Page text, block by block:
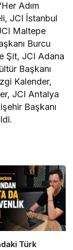
Adım
JCI İstanbul
Maltepe
Burcu
Şit, JCI Adana
Başkanı
Kalender,
JCI Antalya
Başkanı
Türk